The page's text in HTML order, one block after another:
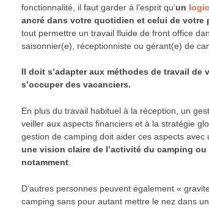
fonctionnalité, il faut garder à l’esprit qu’un
ancré dans votre quotidien et celui de votre
tout permettre un travail fluide de front office
saisonnier(e), réceptionniste ou gérant(e) de
Il doit s’adapter aux méthodes de travail de
s’occuper des vacanciers.
En plus du travail habituel à la réception, un
veiller aux aspects financiers et à la stratégie
gestion de camping doit aider ces aspects
une vision claire de l’activité du camping
notamment
D’autres personnes peuvent également «
camping sans pour autant mettre le nez dans